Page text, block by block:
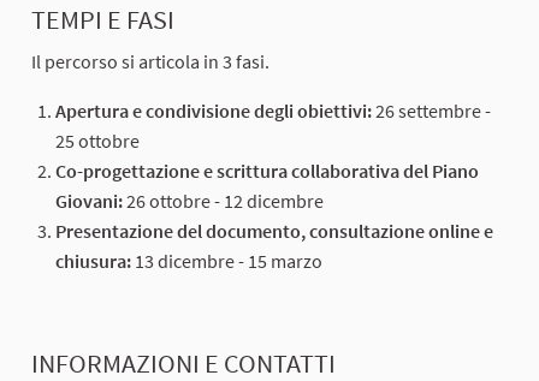
TEMPI E FASI
Il percorso si articola in 3 fasi.
Apertura e condivisione degli obiettivi:26 settembre -
25 ottobre
Co-progettazione e scrittura collaborativa del Piano
Giovani:26 ottobre - 12 dicembre
Presentazione del documento, consultazione online e
chiusura: 13 dicembre - 15 marzo
INFORMAZIONI E CONTATTI